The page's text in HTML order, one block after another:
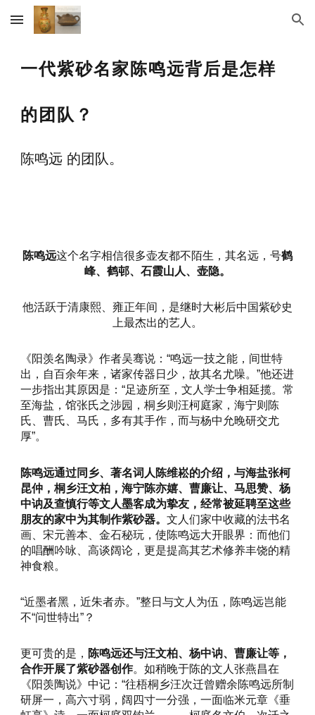
Skip to main content Skip to navigation
一代紫砂名家陈鸣远背后是怎样
的团队？
陈鸣远 的团队。
陈鸣远这个名字相信很多壶友都不陌生，其名远，号鹤
峰、鹤邨、石霞山人、壶隐。
他活跃于清康熙、雍正年间，是继时大彬后中国紫砂史
上最杰出的艺人。
《阳羡名陶录》作者吴骞说：“鸣远一技之能，间世特
出，自百余年来，诸家传器日少，故其名尤噪。”他还进
一步指出其原因是：“足迹所至，文人学士争相延揽。常
至海盐，馆张氏之涉园，桐乡则汪柯庭家，海宁则陈
氏、曹氏、马氏，多有其手作，而与杨中允晚研交尤
厚”。
陈鸣远通过同乡、著名词人陈维崧的介绍，与海盐张柯
昆仲，桐乡汪文柏，海宁陈亦嬉、曹廉让、马思赞、杨
中讷及查慎行等文人墨客成为挚友，经常被延聘至这些
朋友的家中为其制作紫砂器。文人们家中收藏的法书名
画、宋元善本、金石秘玩，使陈鸣远大开眼界：而他们
的唱酬吟咏、高谈阔论，更是提高其艺术修养丰饶的精
神食粮。
“近墨者黑，近朱者赤。”整日与文人为伍，陈鸣远岂能
不“问世特出”？
更可贵的是， 陈鸣远还与汪文柏、杨中讷、曹廉让等，
合作开展了紫砂器创作。如稍晚于陈的文人张燕昌在
《阳羡陶说》中记：“往梧桐乡汪次迁曾赠余陈鸣远所制
研屏一，高六寸弱，阔四寸一分强，一面临米元章《垂